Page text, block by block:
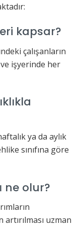
kapsar?
çalışanların
işyerinde her
ya da aylık
sınıfına göre
ne olur?
uzman